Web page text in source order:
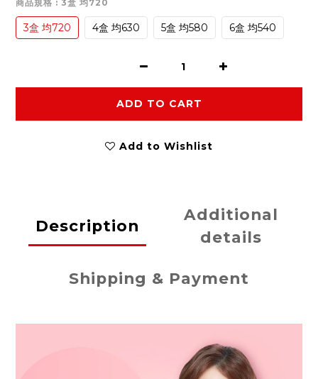
商品規格 : 3盒 均720
3盒 均720 4盒 均630 5盒 均580 6盒 均540
ADD TO CART
Add to Wishlist
Description
Additional
details
Shipping & Payment